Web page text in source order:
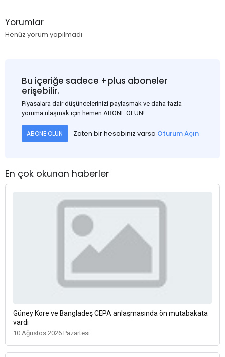
Yorumlar
Henüz yorum yapılmadı
Bu içeriğe sadece +plus aboneler
erişebilir.
Piyasalara dair düşüncelerinizi paylaşmak ve daha fazla
yoruma ulaşmak için hemen ABONE OLUN!
ABONE OLUN Zaten bir hesabınız varsa Oturum Açın
En çok okunan haberler
Güney Kore ve Bangladeş CEPA anlaşmasında ön mutabakata
vardı
10 Ağustos 2026 Pazartesi